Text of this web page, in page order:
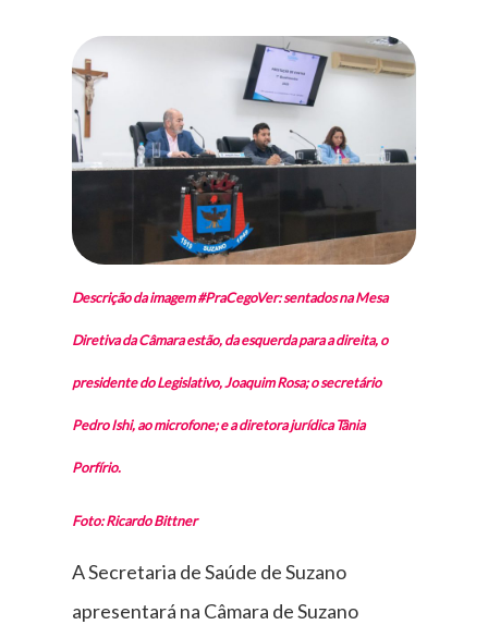
Descrição da imagem #PraCegoVer: sentados na Mesa
Diretiva da Câmara estão, da esquerda para a direita, o
presidente do Legislativo, Joaquim Rosa; o secretário
Pedro Ishi, ao microfone; e a diretora jurídica Tânia
Porfírio.
Foto: Ricardo Bittner
A Secretaria de Saúde de Suzano
apresentará na Câmara de Suzano